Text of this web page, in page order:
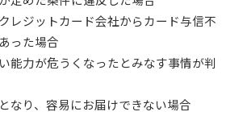
レジットカード会社からカード与信不
った場合
能力が危うくなったとみなす事情が判
なり、容易にお届けできない場合